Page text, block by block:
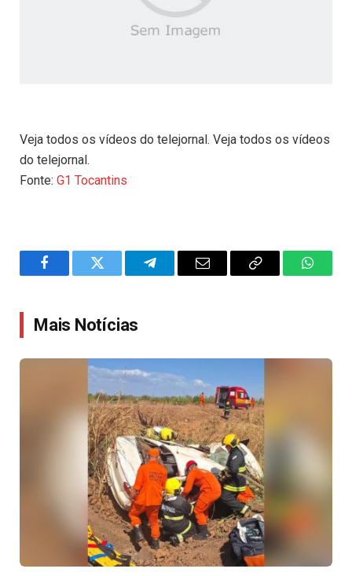
Veja todos os vídeos do telejornal. Veja todos os vídeos
do telejornal.
Fonte: G1 Tocantins
FacebookTwitter TelegramEmail
Copy
Mais Notícias